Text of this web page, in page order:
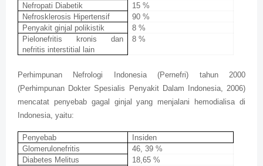
Nefropati Diabetik
15 %
Nefrosklerosis Hipertensif
90 %
Penyakit ginjal polikistik
8 %
Pielonefritis kronis dan
nefritis interstitial lain
8 %
Perhimpunan Nefrologi Indonesia (Pernefri) tahun 2000
(Perhimpunan Dokter Spesialis Penyakit Dalam Indonesia, 2006)
mencatat penyebab gagal ginjal yang menjalani hemodialisa di
Indonesia, yaitu:
Penyebab
Insiden
Glomerulonefritis
46, 39 %
Diabetes Melitus
18,65 %